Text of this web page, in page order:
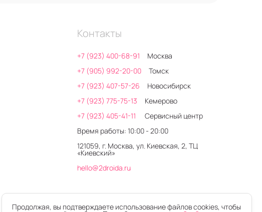
Контакты
+7 (923) 400-68-91
Москва
+7 (905) 992-20-00
Томск
+7 (923) 407-57-26
Новосибирск
+7 (923) 775-75-13
Кемерово
+7 (923) 405-41-11
Сервисный центр
Время работы: 10:00 - 20:00
121059, г. Москва, ул. Киевская, 2, ТЦ
«Киевский»
hello@2droida.ru
Продолжая, вы подтверждаете использование файлов cookies, чтобы